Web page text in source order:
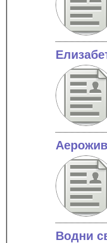
Водни